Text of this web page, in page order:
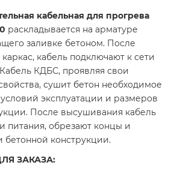
кабельная для прогрева
раскладывается на арматуре
заливке бетоном. После
кабель подключают к сети
КДБС, проявляя свои
сушит бетон необходимое
эксплуатации и размеров
После высушивания кабель
питания, обрезают концы и
бетонной конструкции.
ЗАКАЗА: